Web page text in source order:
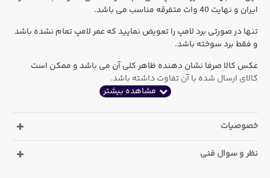
ایران و نهایت 40 وات متفرقه مناسب می باشد.
تنها در صورتی برد لامپ را تعویض نمایید که عمر لامپ تمام نشده باشد
و فقط برد سوخته باشد.
عکس کالا صرفا نشان دهنده ظاهر کلی آن می باشد و ممکن است
کالای ارسال شده با آن تفاوت داشته باشد.
خصوصیات
نظر و سوال فنی